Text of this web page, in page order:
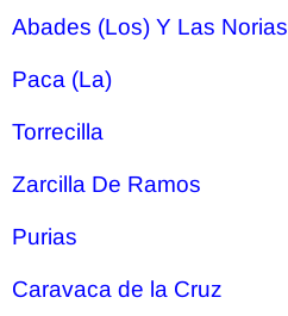
Abades (Los) Y Las Norias
Paca (La)
Torrecilla
Zarcilla De Ramos
Purias
Caravaca de la Cruz